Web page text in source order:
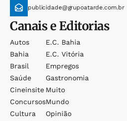
publicidade@grupoatarde.com.br
Canais e Editorias
Autos
Bahia
Brasil
Saúde
Cineinsite
Concursos
Cultura
E.c. Bahia
E.c. Vitória
Empregos
Gastronomia
Muito
Mundo
Opinião